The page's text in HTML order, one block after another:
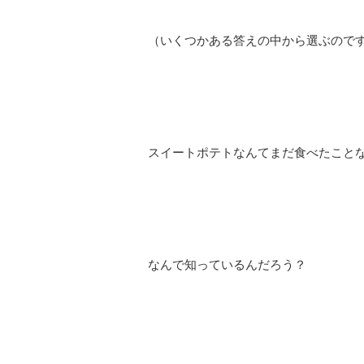
（いくつかある答えの中から選ぶので
スイートポテトなんてまだ食べたこと
なんで知っているんだろう？